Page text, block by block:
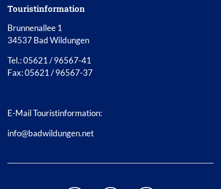
Touristinformation
Brunnenallee 1
34537 Bad Wildungen
Tel.: 05621 / 96567-41
Fax: 05621 / 96567-37
E-Mail Touristinformation:
info@badwildungen.net